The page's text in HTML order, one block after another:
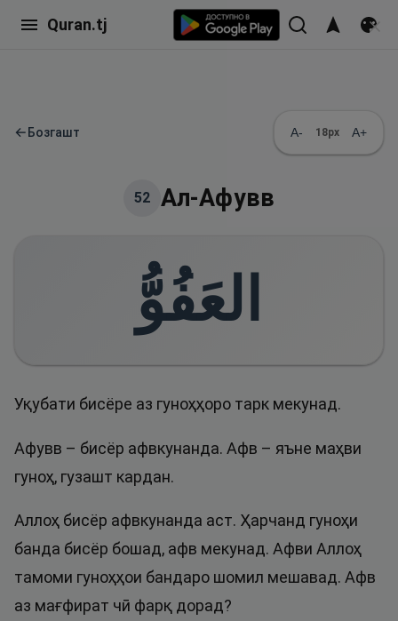
Quran.tj
←Бозгашт A- 18px A+
52 Ал-Афувв
العَفُوُّ
Уқубати бисёре аз гуноҳҳоро тарк мекунад.
Афувв – бисёр афвкунанда. Афв – яъне маҳви
гуноҳ, гузашт кардан.
Аллоҳ бисёр афвкунанда аст. Ҳарчанд гуноҳи
банда бисёр бошад, афв мекунад. Афви Аллоҳ
тамоми гуноҳҳои бандаро шомил мешавад. Афв
аз мағфират чӣ фарқ дорад?